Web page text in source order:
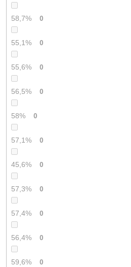
58,7% 0
55,1% 0
55,6% 0
56,5% 0
58% 0
57,1% 0
45,6% 0
57,3% 0
57,4% 0
56,4% 0
59,6% 0